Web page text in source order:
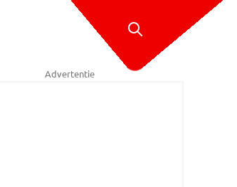
Advertentie